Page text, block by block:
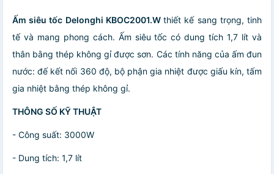
Ấm siêu tốc Delonghi KBOC2001.Wthiết kế sang trọng, tinh
tế và mang phong cách. Ấm siêu tốc có dung tích 1,7 lít và
thân bằng thép không gỉ được sơn. Các tính năng của ấm đun
nước: đế kết nối 360 độ, bộ phận gia nhiệt được giấu kín, tấm
gia nhiệt bằng thép không gỉ.
THÔNG SỐ KỸ THUẬT
- Công suất: 3000W
- Dung tích: 1,7 lít